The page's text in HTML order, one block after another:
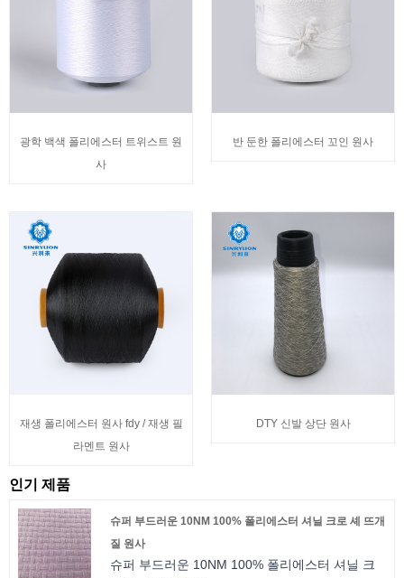
광학 백색 폴리에스터 트위스트 원
사
반 둔한 폴리에스터 꼬인 원사
재생 폴리에스터 원사 fdy / 재생 필
라멘트 원사
DTY 신발 상단 원사
인기 제품
슈퍼 부드러운 10NM 100% 폴리에스터 셔닐 크로 셰 뜨개
질 원사
슈퍼 부드러운 10NM 100% 폴리에스터 셔닐 크